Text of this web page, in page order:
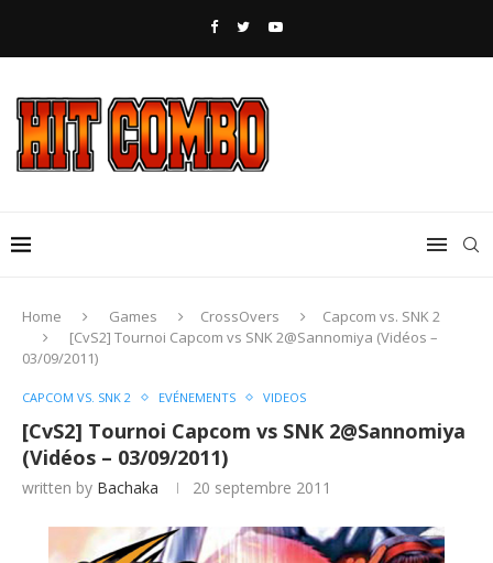
Home Games CrossOvers
Capcom vs. SNK 2
[CvS2] Tournoi Capcom vs SNK 2@Sannomiya (Vidéos –
03/09/2011)
CAPCOM VS. SNK 2 EVÉNEMENTS VIDEOS
[CvS2] Tournoi Capcom vs SNK 2@Sannomiya
(Vidéos – 03/09/2011)
written by Bachaka 20 septembre 2011